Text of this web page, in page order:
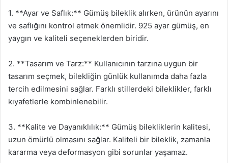
1. **Ayar ve Saflık:** Gümüş bileklik alırken, ürünün ayarını
ve saflığını kontrol etmek önemlidir. 925 ayar gümüş, en
yaygın ve kaliteli seçeneklerden biridir.
2. **Tasarım ve Tarz:** Kullanıcının tarzına uygun bir
tasarım seçmek, bilekliğin günlük kullanımda daha fazla
tercih edilmesini sağlar. Farklı stillerdeki bileklikler, farklı
kıyafetlerle kombinlenebilir.
3. **Kalite ve Dayanıklılık:** Gümüş bilekliklerin kalitesi,
uzun ömürlü olmasını sağlar. Kaliteli bir bileklik, zamanla
kararma veya deformasyon gibi sorunlar yaşamaz.